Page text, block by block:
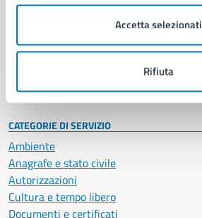
Accetta selezionati
Rifiuta
Enti e fondazioni
Personale amministrativo
Intranet, posta aziendale e protocollo
CATEGORIE DI SERVIZIO
Ambiente
Anagrafe e stato civile
Autorizzazioni
Cultura e tempo libero
Documenti e certificati